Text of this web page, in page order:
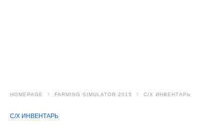
HOMEPAGE FARMING SIMULATOR 2015 С/Х ИНВЕНТАРЬ
С/Х ИНВЕНТАРЬ